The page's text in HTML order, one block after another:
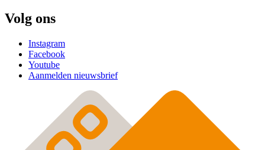
Volg ons
Instagram
Facebook
Youtube
Aanmelden nieuwsbrief